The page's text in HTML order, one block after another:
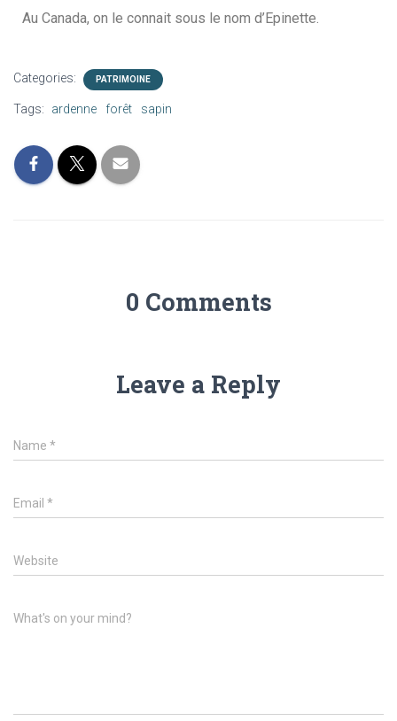
Au Canada, on le connait sous le nom d’Epinette.
Categories: PATRIMOINE
Tags: ardenne forêt sapin
0 Comments
Leave a Reply
Name *
Email *
Website
What's on your mind?